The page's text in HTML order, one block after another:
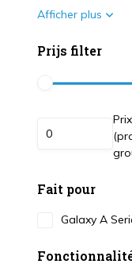
Afficher plus
Prijs filter
Prix
Fait pour
Galaxy A